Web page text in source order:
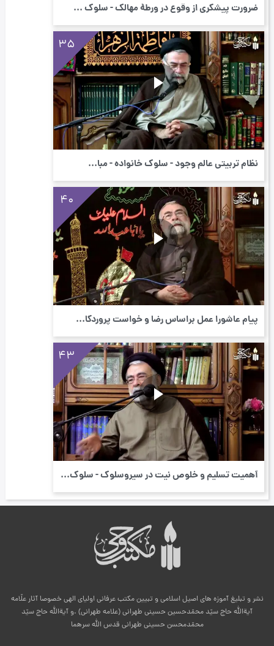
ضرورت پیشگری از وقوع در ورطۀ مهالک - سلوک ...
35
نظام تربیتی عالم وجود - سلوک خانواده - مبا...
40
پیام عاشورا عمل براساس رضا و خواست پروردگا...
43
أهمیت تسلیم و خلوص نیت در سیروسلوك - سلوک ...
نشر و تبلیغ آموزه های اصیل اسلامی و تبیین مکتب عرفانی اولیای الهی خصوصا آثار علّامه
آیةالله حاج سیّد محمّدحسین حسینی طهرانی (علامه طهرانی) .و آیةالله حاج سیّد
محمّدمحسن حسینی طهرانی قدس الله سرهما